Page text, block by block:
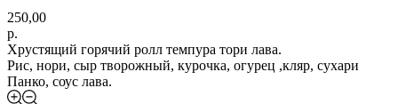
250,00
р.
Хрустящий горячий ролл темпура тори лава.
Рис, нори, сыр творожный, курочка, огурец ,кляр, сухари
Панко, соус лава.